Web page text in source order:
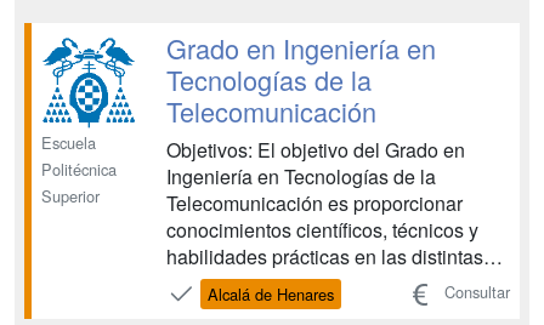
comunicaciones, la telemática, la
electrónica, y la ingeniería a...
Escuela
Politécnica
Superior
Grado en Ingeniería en
Tecnologías de la
Telecomunicación
Objetivos: El objetivo del Grado en
Ingeniería en Tecnologías de la
Telecomunicación es proporcionar
conocimientos científicos, técnicos y
habilidades prácticas en las distintas
áreas de las ingenierías relacionadas
con la telecomunicación, tanto para la
Alcalá de Henares Consultar